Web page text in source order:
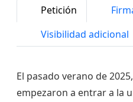
Petición
Visibilidad adicional
El pasado verano de
empezaron a entrar a la